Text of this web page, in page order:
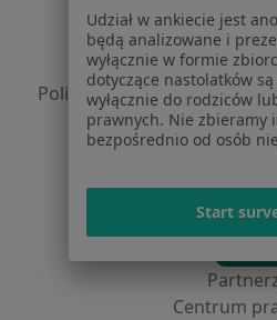
Polityka
Polityka prywatności
Polityka prywatności dla
dane pozyskaliśmy
Polityka
Centrum
Udział w ankiecie jest
będą analizowane i
wyłącznie w formie
dotyczące nastolatków
wyłącznie do rodziców
prawnych. Nie zbieramy
bezpośrednio od osób
Start